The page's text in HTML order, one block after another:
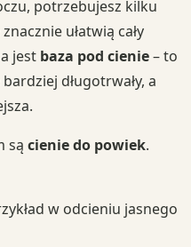
potrzebujesz kilku
ułatwią cały
jest baza pod cienie– to
długotrwały, a
są cienie do powiek.
w odcieniu jasnego